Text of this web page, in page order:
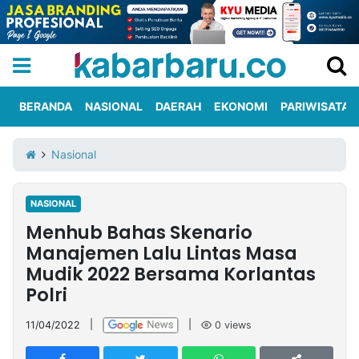
Iklan
Berita
Kami
Nasional
International
Olahraga
Entertainment
Daerah
Pariwisata
Kuliner
Kolom
Network
PT
TREETAN
BERANDA NASIONAL DAERAH EKONOMI PARIWISATA
Nasional
NASIONAL
Menhub Bahas Skenario
Manajemen Lalu Lintas Masa
Mudik 2022 Bersama Korlantas
Polri
11/04/2022 0 views